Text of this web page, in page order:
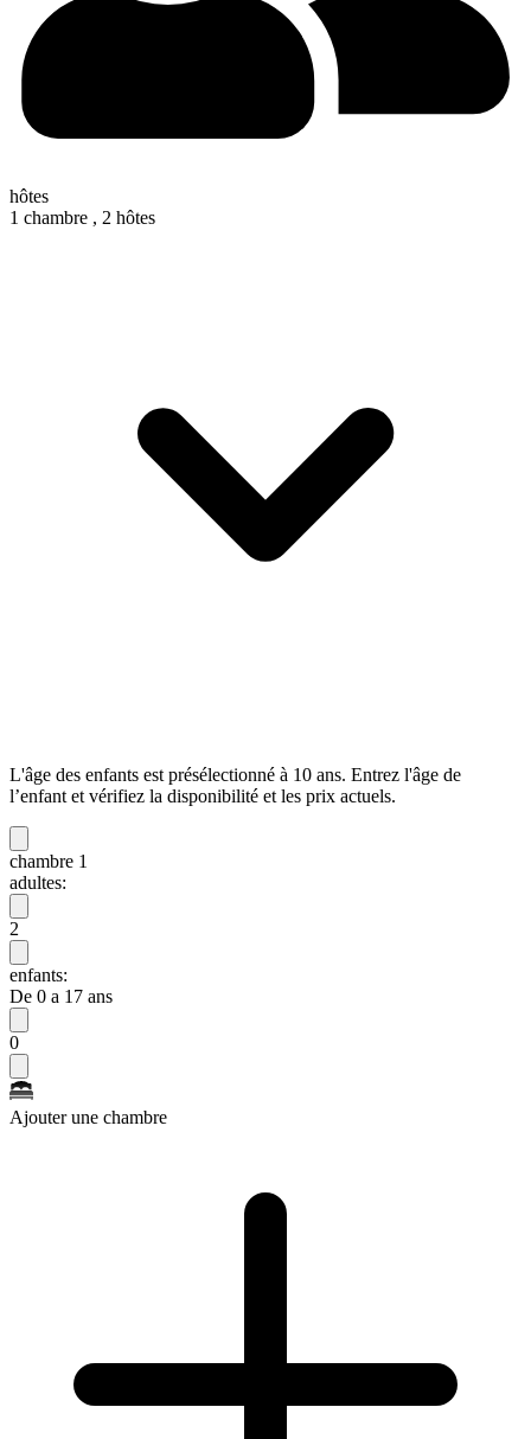
hôtes
1 chambre , 2 hôtes
L'âge des enfants est présélectionné à 10 ans. Entrez l'âge de
l’enfant et vérifiez la disponibilité et les prix actuels.
chambre 1
adultes:
2
enfants:
De 0 a 17 ans
0
Ajouter une chambre